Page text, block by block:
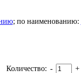
; по наименованию:
Количество: - +